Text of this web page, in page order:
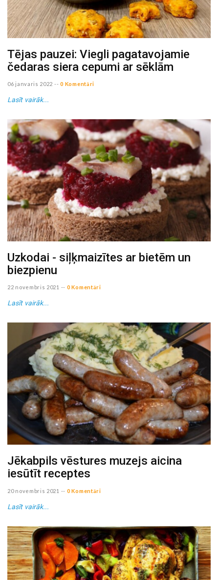
Tējas pauzei: Viegli pagatavojamie
čedaras siera cepumi ar sēklām
06 janvaris 2022 -- 0 Komentāri
Lasīt vairāk...
Uzkodai - siļķmaizītes ar bietēm un
biezpienu
22 novembris 2021 -- 0 Komentāri
Lasīt vairāk...
Jēkabpils vēstures muzejs aicina
iesūtīt receptes
20 novembris 2021 -- 0 Komentāri
Lasīt vairāk...